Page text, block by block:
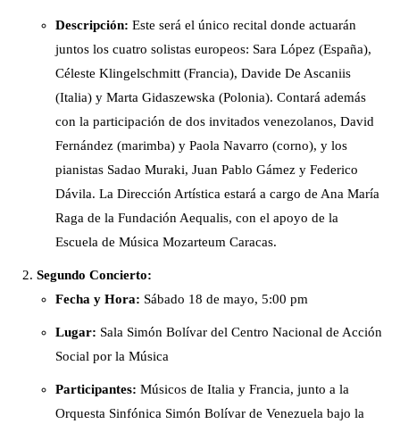
Descripción: Este será el único recital donde actuarán
juntos los cuatro solistas europeos: Sara López (España),
Céleste Klingelschmitt (Francia), Davide De Ascaniis
(Italia) y Marta Gidaszewska (Polonia). Contará además
con la participación de dos invitados venezolanos, David
Fernández (marimba) y Paola Navarro (corno), y los
pianistas Sadao Muraki, Juan Pablo Gámez y Federico
Dávila. La Dirección Artística estará a cargo de Ana María
Raga de la Fundación Aequalis, con el apoyo de la
Escuela de Música Mozarteum Caracas.
Segundo Concierto:
Fecha y Hora: Sábado 18 de mayo, 5:00 pm
Lugar: Sala Simón Bolívar del Centro Nacional de Acción
Social por la Música
Participantes: Músicos de Italia y Francia, junto a la
Orquesta Sinfónica Simón Bolívar de Venezuela bajo la